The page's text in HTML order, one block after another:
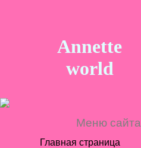
Annette
world
Меню сайта
Главная страница